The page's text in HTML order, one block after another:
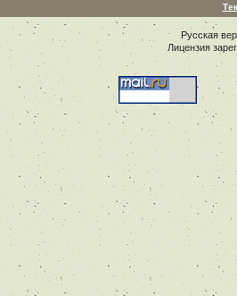
Русская
Лицензия